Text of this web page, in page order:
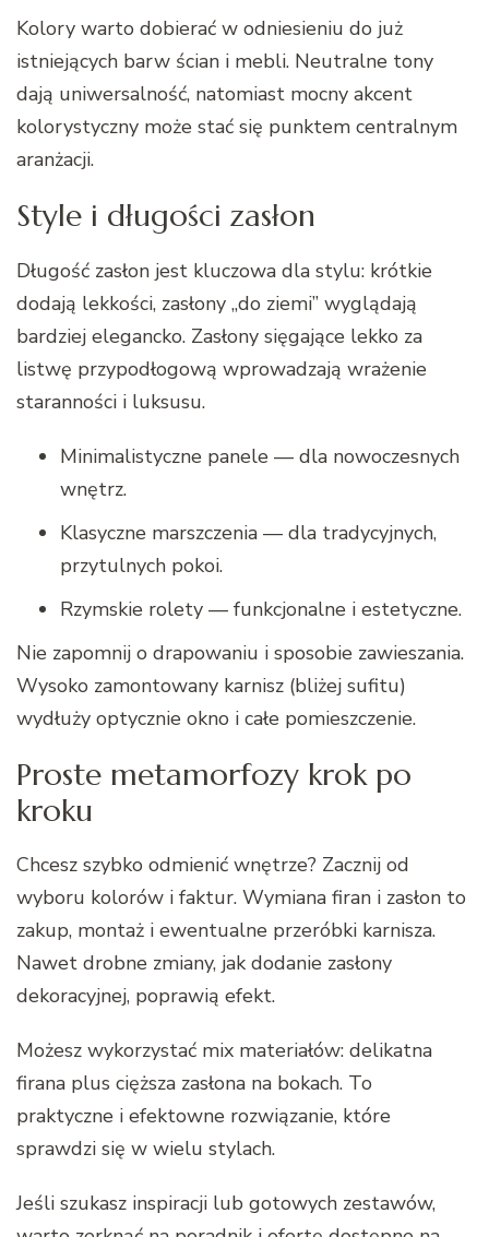
Kolory warto dobierać w odniesieniu do już
istniejących barw ścian i mebli. Neutralne tony
dają uniwersalność, natomiast mocny akcent
kolorystyczny może stać się punktem centralnym
aranżacji.
Style i długości zasłon
Długość zasłon jest kluczowa dla stylu: krótkie
dodają lekkości, zasłony „do ziemi” wyglądają
bardziej elegancko. Zasłony sięgające lekko za
listwę przypodłogową wprowadzają wrażenie
staranności i luksusu.
Minimalistyczne panele — dla nowoczesnych
wnętrz.
Klasyczne marszczenia — dla tradycyjnych,
przytulnych pokoi.
Rzymskie rolety — funkcjonalne i estetyczne.
Nie zapomnij o drapowaniu i sposobie zawieszania.
Wysoko zamontowany karnisz (bliżej sufitu)
wydłuży optycznie okno i całe pomieszczenie.
Proste metamorfozy krok po
kroku
Chcesz szybko odmienić wnętrze? Zacznij od
wyboru kolorów i faktur. Wymiana firan i zasłon to
zakup, montaż i ewentualne przeróbki karnisza.
Nawet drobne zmiany, jak dodanie zasłony
dekoracyjnej, poprawią efekt.
Możesz wykorzystać mix materiałów: delikatna
firana plus cięższa zasłona na bokach. To
praktyczne i efektowne rozwiązanie, które
sprawdzi się w wielu stylach.
Jeśli szukasz inspiracji lub gotowych zestawów,